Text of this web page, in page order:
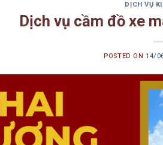
DỊCH VỤ
Dịch vụ cầm đồ xe
POSTED ON 14/